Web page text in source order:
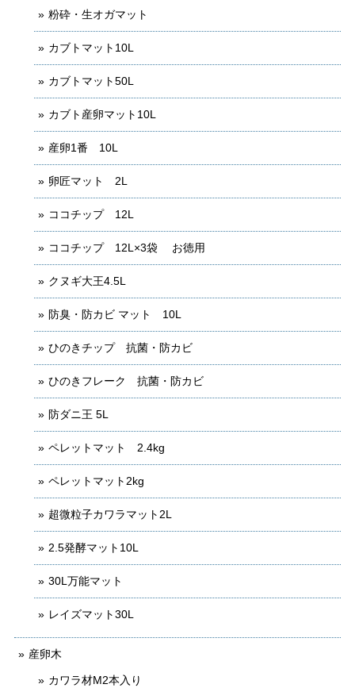
粉砕・生オガマット
カブトマット10L
カブトマット50L
カブト産卵マット10L
産卵1番 10L
卵匠マット 2L
ココチップ 12L
ココチップ 12L×3袋 お徳用
クヌギ大王4.5L
防臭・防カビ マット 10L
ひのきチップ 抗菌・防カビ
ひのきフレーク 抗菌・防カビ
防ダニ王 5L
ペレットマット 2.4kg
ペレットマット2kg
超微粒子カワラマット2L
2.5発酵マット10L
30L万能マット
レイズマット30L
産卵木
カワラ材M2本入り